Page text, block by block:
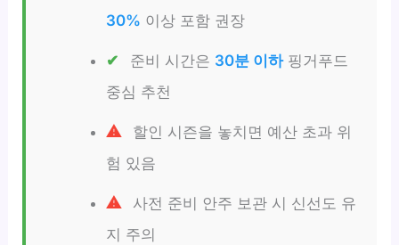
30% 이상 포함 권장
준비 시간은 30분 이하핑거푸드
중심 추천
할인 시즌을 놓치면 예산 초과 위
험 있음
사전 준비 안주 보관 시 신선도 유
지 주의